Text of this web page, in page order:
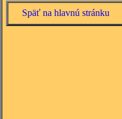
Späť na hlavnú stránku